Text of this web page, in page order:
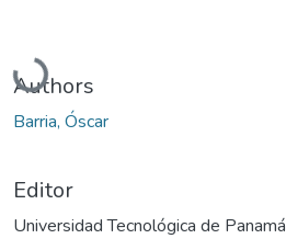
Cargando...
Authors
Barria, Óscar
Editor
Universidad Tecnológica de Panamá